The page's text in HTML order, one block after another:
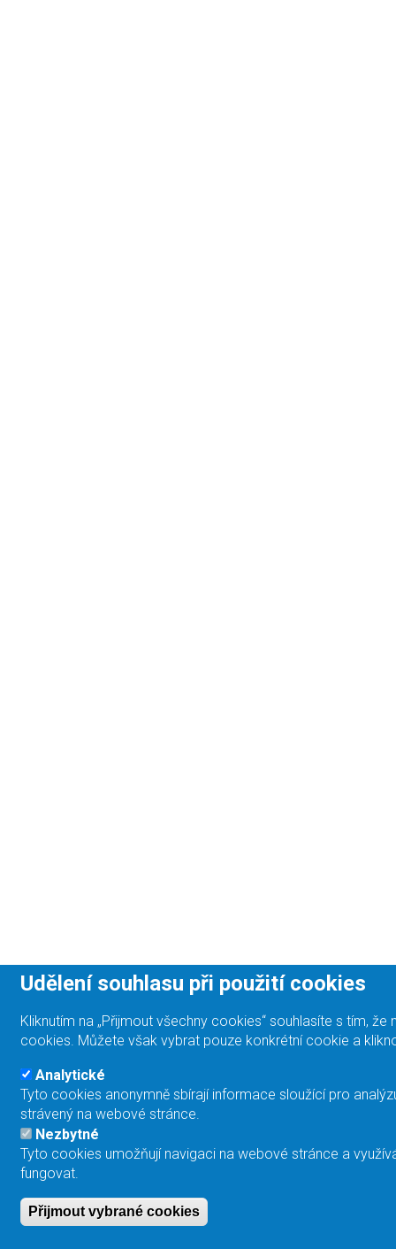
Udělení souhlasu při použití cookies
Kliknutím na „Přijmout všechny cookies“ souhlasíte s tím,
cookies. Můžete však vybrat pouze konkrétní cookie a
Analytické
Tyto cookies anonymně sbírají informace sloužící pro
strávený na webové stránce.
Nezbytné
Tyto cookies umožňují navigaci na webové stránce a
fungovat.
Přijmout vybrané cookies